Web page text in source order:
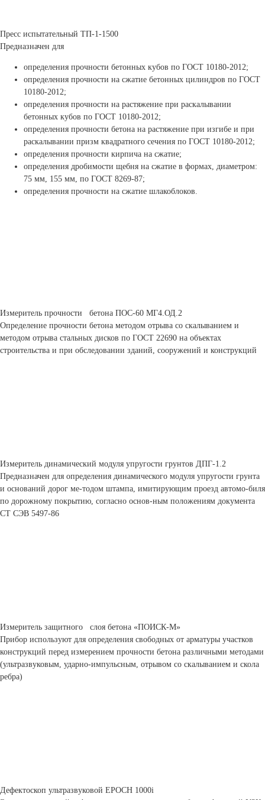
Пресс испытательный ТП-1-1500
Предназначен для
определения прочности бетонных кубов по ГОСТ 10180-2012;
определения прочности на сжатие бетонных цилиндров по ГОСТ
10180-2012;
определения прочности на растяжение при раскалывании
бетонных кубов по ГОСТ 10180-2012;
определения прочности бетона на растяжение при изгибе и при
раскалывании призм квадратного сечения по ГОСТ 10180-2012;
определения прочности кирпича на сжатие;
определения дробимости щебня на сжатие в формах, диаметром:
75 мм, 155 мм, по ГОСТ 8269-87;
определения прочности на сжатие шлакоблоков.
Измеритель прочности бетона ПОС-60 МГ4.ОД.2
Определение прочности бетона методом отрыва со скалыванием и
методом отрыва стальных дисков по ГОСТ 22690 на объектах
строительства и при обследовании зданий, сооружений и конструкций
Измеритель динамический модуля упругости грунтов ДПГ-1.2
Предназначен для определения динамического модуля упругости грунта
и оснований дорог ме-тодом штампа, имитирующим проезд автомо-биля
по дорожному покрытию, согласно основ-ным положениям документа
СТ СЭВ 5497-86
Измеритель защитного слоя бетона «ПОИСК-М»
Прибор используют для определения свободных от арматуры участков
конструкций перед измерением прочности бетона различными методами
(ультразвуковым, ударно-импульсным, отрывом со скалыванием и скола
ребра)
Дефектоскоп ультразвуковой ЕРОСН 1000i